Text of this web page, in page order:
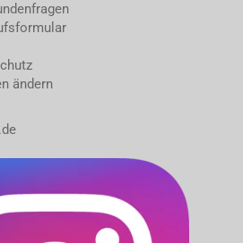
ändern